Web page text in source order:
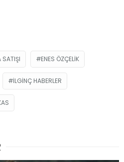
SATIŞI ENES ÖZÇELIK
ILGINÇ HABERLER